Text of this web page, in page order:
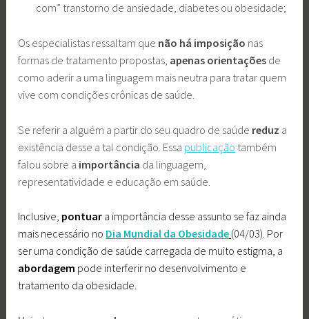
com” transtorno de ansiedade, diabetes ou obesidade;
Os especialistas ressaltam que não há imposição nas
formas de tratamento propostas, apenas orientações de
como aderir a uma linguagem mais neutra para tratar quem
vive com condições crônicas de saúde.
Se referir a alguém a partir do seu quadro de saúde reduz a
existência desse a tal condição. Essa publicação também
falou sobre a importância da linguagem,
representatividade e educação em saúde.
Inclusive, pontuar a importância desse assunto se faz ainda
mais necessário no Dia Mundial da Obesidade (04/03). Por
ser uma condição de saúde carregada de muito estigma, a
abordagem pode interferir no desenvolvimento e
tratamento da obesidade.